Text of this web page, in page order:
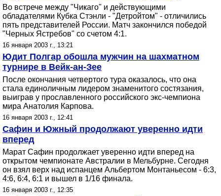
Во встрече между "Чикаго" и действующими
обладателями Кубка Стэнли - "Детройтом" - отличились
пять представителей России. Матч закончился победой
"Черных Ястребов" со счетом 4:1.
16 января 2003 г., 13:21
Юдит Полгар обошла мужчин на шахматном
турнире в Вейк-ан-Зее
После окончания четвертого тура оказалось, что она
стала единоличным лидером знаменитого состязания,
выиграв у прославленного российского экс-чемпиона
мира Анатолия Карпова.
16 января 2003 г., 12:41
Сафин и Южный продолжают уверенно идти
вперед
Марат Сафин продолжает уверенно идти вперед на
открытом чемпионате Австралии в Мельбурне. Сегодня
он взял верх над испанцем Альбертом Монтаньесом - 6:3,
4:6, 6:4, 6:1 и вышел в 1/16 финала.
16 января 2003 г., 12:35